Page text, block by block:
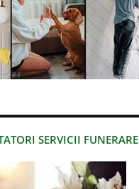
SERVICII FUNERARE